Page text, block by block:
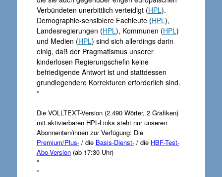
Verbündeten unerbittlich verteidigt (HPL).
Demographie-sensiblere Fachleute (HPL),
Landesregierungen (HPL), Kommunen (HPL)
und Medien (HPL) sind sich allerdings darin
einig, daß der Pragmatismus unserer
kinderlosen Regierungschefin keine
befriedigende Antwort ist und stattdessen
grundlegendere Korrekturen erforderlich sind.
°
Die VOLLTEXT-Version (2.490 Wörter, 2 Grafiken)
mit aktivierbaren HPL-Links steht nur unseren
Abonnenten/innen zur Verfügung: Die
Premium/Plus-/ die Basis-Dienst-/ die HBF-Test-
Abo-Version(ab 17:30 Uhr)
°
°